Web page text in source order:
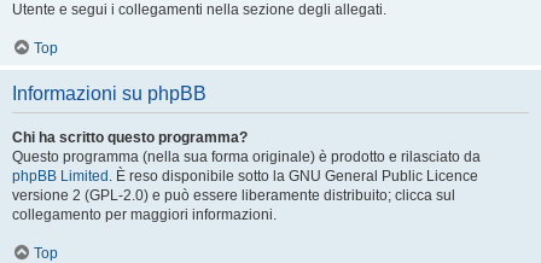
Utente e segui i collegamenti nella sezione degli allegati.
Top
Informazioni su phpBB
Chi ha scritto questo programma?
Questo programma (nella sua forma originale) è prodotto e rilasciato da
phpBB Limited . È reso disponibile sotto la GNU General Public Licence
versione 2 (GPL-2.0) e può essere liberamente distribuito; clicca sul
collegamento per maggiori informazioni.
Top